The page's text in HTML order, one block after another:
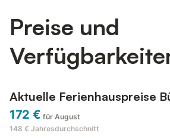
Preise und
Aktuelle Ferienhauspreise
172 € für August
148 € Jahresdurchschnitt